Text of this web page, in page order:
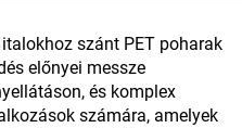
szánt PET poharak
előnyei messze
és komplex
számára, amelyek